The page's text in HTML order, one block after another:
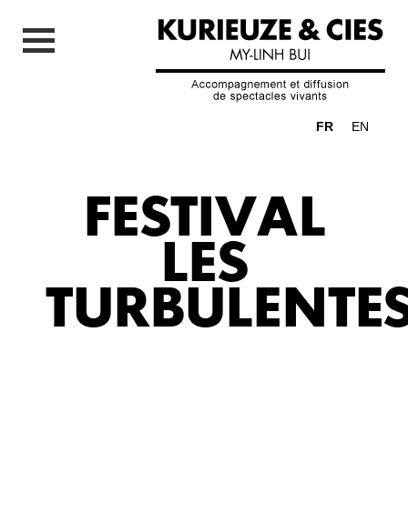
FR EN
FESTIVAL
LES